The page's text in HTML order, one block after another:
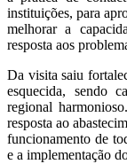
instituições, para
melhorar a
resposta aos
Da visita saiu
esquecida, sendo
regional
resposta ao
funcionamento de
e a implementação